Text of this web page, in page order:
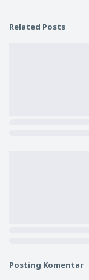
Related Posts
Posting Komentar